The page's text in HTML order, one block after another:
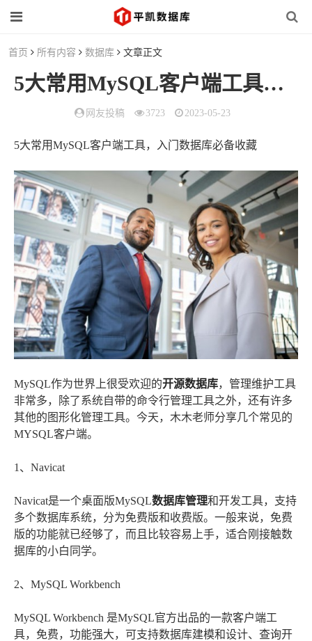
首页 所有内容 数据库 文章正文
5大常用MySQL客户端工具，入门
网友投稿 3723 2023-05-23
5大常用MySQL客户端工具，入门数据库必备收藏
MySQL作为世界上很受欢迎的开源数据库，管理维护工具
非常多，除了系统自带的命令行管理工具之外，还有许多
其他的图形化管理工具。今天，木木老师分享几个常见的
MYSQL客户端。
1、Navicat
Navicat是一个桌面版MySQL数据库管理和开发工具，支持
多个数据库系统，分为免费版和收费版。一般来说，免费
版的功能就已经够了，而且比较容易上手，适合刚接触数
据库的小白同学。
2、MySQL Workbench
MySQL Workbench 是MySQL官方出品的一款客户端工
具，免费，功能强大，可支持数据库建模和设计、查询开